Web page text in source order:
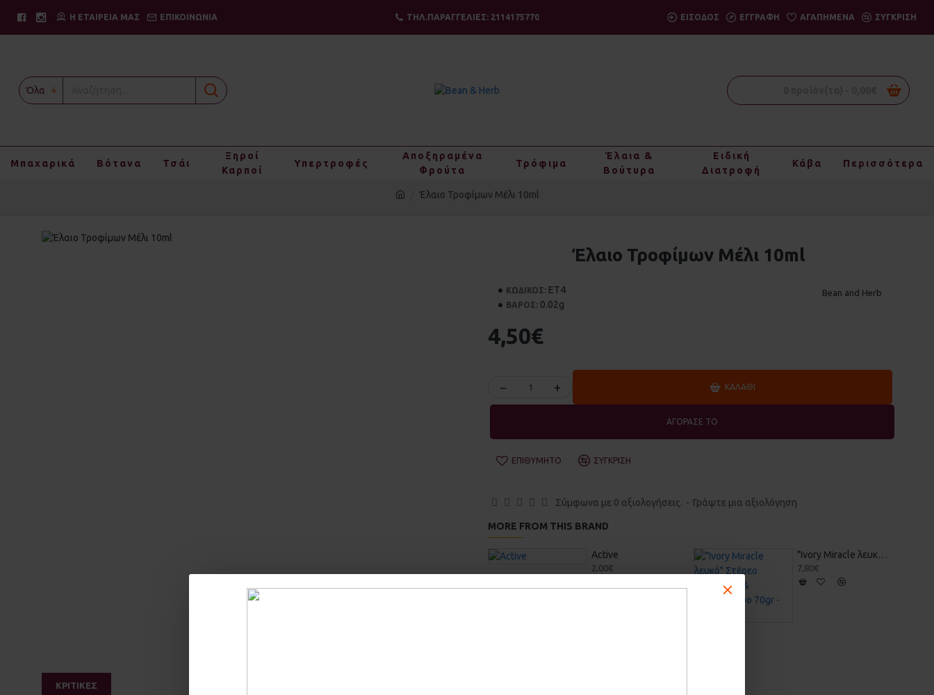
Η ΕΤΑΙΡΕΙΑ ΜΑΣ ΕΠΙΚΟΙΝΩΝΙΑ ΤΗΛ.ΠΑΡΑΓΓΕΛΙΕΣ: 2114175770 ΕΙΣΟΔΟΣ ΕΓΓΡΑΦΗ ΑΓΑΠΗΜΈΝΑ ΣΎΓΚΡΙΣΗ
Όλα
Μπαχαρικά Βότανα Τσάι
Ξηροί
Καρποί
Υπερτροφές
Αποξηραμένα
Φρούτα
Τρόφιμα
Έλαια &
Βούτυρα
Ειδική
Διατροφή
Κάβα Περισσότερα
Έλαιο Τροφίμων Μέλι 10ml
Έλαιο Τροφίμων Μέλι 10ml
Σύμφωνα με 0 αξιολογήσεις. - Γράψτε μια αξιολόγηση
4,50€
ΚΩΔΙΚΟΣ: ΕΤ4
ΒΑΡΟΣ: 0.02g
Bean and Herb
− + ΚΑΛΆΘΙ
ΑΓΟΡΑΣΕ ΤΟ
ΕΠΙΘΥΜΗΤΌ ΣΎΓΚΡΙΣΗ
MORE FROM THIS BRAND
Active
2,00€
"Ivory Miracle λευκό" Στέρεο Σαμπουάν & Αφρόλουτρο 70gr - Vis Olivae
7,80€
ΚΡΙΤΙΚΕΣ